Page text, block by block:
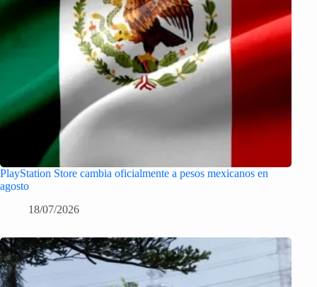
PlayStation Store cambia oficialmente a pesos mexicanos en
agosto
18/07/2026